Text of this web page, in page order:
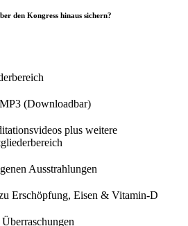
den Kongress hinaus sichern?
(Downloadbar)
plus weitere
Ausstrahlungen
Erschöpfung, Eisen & Vitamin-D